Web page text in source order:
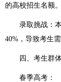
的高校招生名额。
录取挑战：本
40%，导致考生
四、考生群体
春季高考：